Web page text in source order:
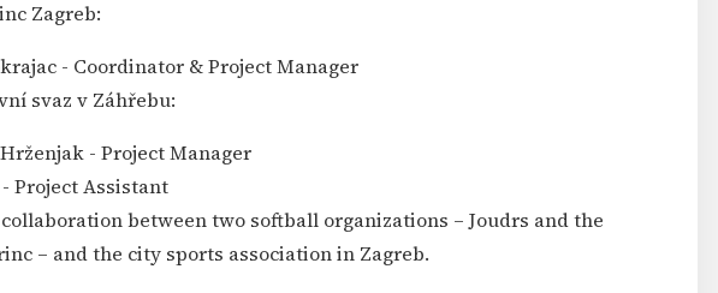
Zagreb:
- Coordinator & Project Manager
svaz v Záhřebu:
- Project Manager
Project Assistant
between two softball organizations – Joudrs and the
– and the city sports association in Zagreb.